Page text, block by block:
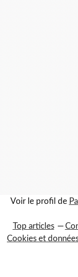
Voir le profil de
Top articles
Cookies et